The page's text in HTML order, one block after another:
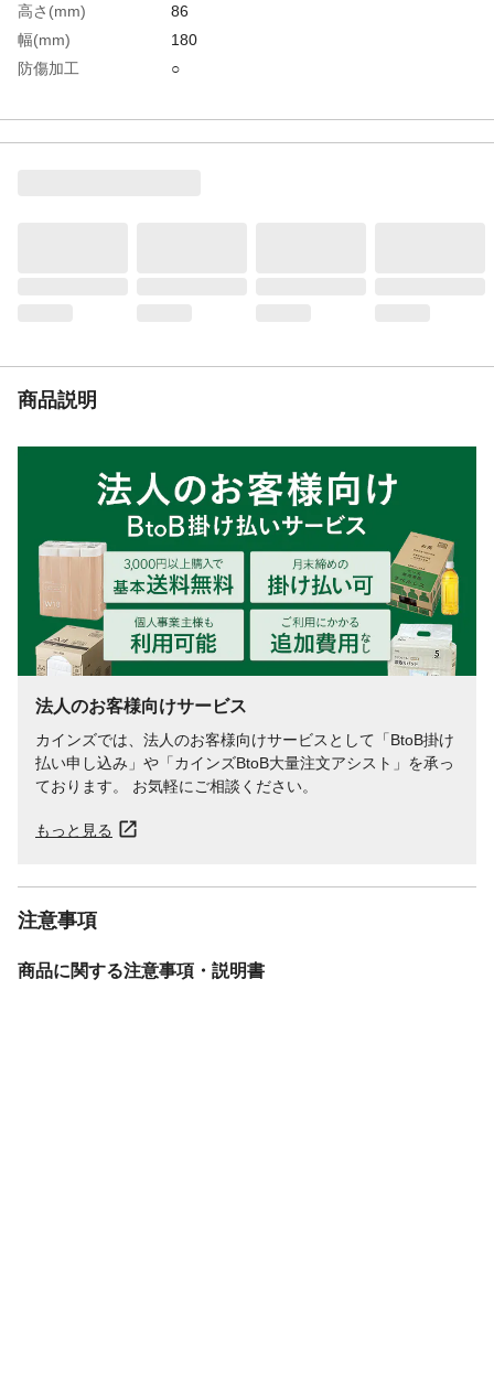
高さ(mm)
86
幅(mm)
180
防傷加工
○
レンズ交換
○
商品説明
法人のお客様向けサービス
カインズでは、法人のお客様向けサービスとして「BtoB掛け
払い申し込み」や「カインズBtoB大量注文アシスト」を承っ
ております。 お気軽にご相談ください。
もっと見る
注意事項
商品に関する注意事項・説明書